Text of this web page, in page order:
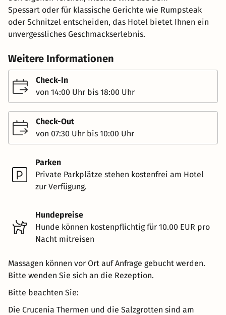
Spessart oder für klassische Gerichte wie Rumpsteak
oder Schnitzel entscheiden, das Hotel bietet Ihnen ein
unvergessliches Geschmackserlebnis.
Weitere Informationen
Check-In
von 14:00 Uhr bis 18:00 Uhr
Check-Out
von 07:30 Uhr bis 10:00 Uhr
Parken
Private Parkplätze stehen kostenfrei am Hotel
zur Verfügung.
Hundepreise
Hunde können kostenpflichtig für 10.00 EUR pro
Nacht mitreisen
Massagen können vor Ort auf Anfrage gebucht werden.
Bitte wenden Sie sich an die Rezeption.
Bitte beachten Sie:
Die Crucenia Thermen und die Salzgrotten sind am